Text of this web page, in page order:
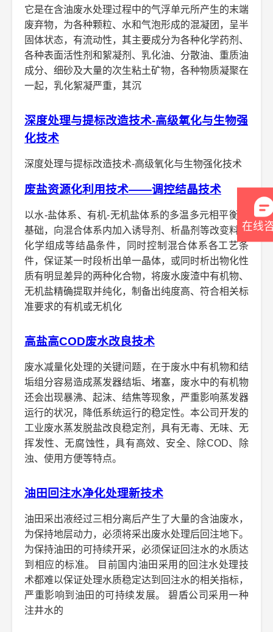
它是在含油废水处理过程中的气浮单元所产生的末端
废弃物，为各种颗粒、水和气泡形成的混凝团，呈半
固体状态，有流动性，其主要成分为各种化学药剂、
各种表面活性剂和絮凝剂、乳化油、分散油、重质油
成分、细砂及大量的次生粘土矿物，各种物质凝聚在
一起，乳化絮凝严重，其沉
深度处理与提标改造技术-高级氧化与生物强
化技术
深度处理与提标改造技术-高级氧化与生物强化技术
废盐资源化利用技术——调控结晶技术
以水-盐体系、有机-无机盐体系的多温多元相平衡为
基础，向混合体系内加入诱导剂、析晶剂等改变料液
化学组成等结晶条件，同时控制混合体系各工艺条
件，保证某一时段析出单一晶体，或同时析出物化性
质有明显差异的两种化合物，将废水废渣中有机物、
无机盐精确提取并纯化，制备出纯度高、符合相关标
准要求的有机或无机化
高盐高COD废水改良技术
废水减量化处理的关键问题，在于废水中有机物和结
垢组分容易造成蒸发器结垢、堵塞，废水中的有机物
还会出现暴沸、起沫、结焦等现象，严重影响蒸发器
运行的状况，降低系统运行的稳定性。本公司开发的
工业废水蒸发脱盐改良稳定剂，具有无毒、无味、无
挥发性、无腐蚀性，具有高效、安全、除COD、除
浊、使用方便等特点。
油田回注水净化处理新技术
油田采出液经过三相分离后产生了大量的含油废水，
为保持地层动力，必须将采出废水处理后回注地下。
为保持油田的可持续开采，必须保证回注水的水质达
到相应的标准。 目前国内油田采用的回注水处理技
术都难以保证处理水质稳定达到回注水的相关指标，
严重影响到油田的可持续发展。 碧盾公司采用一种
注井水的
在线